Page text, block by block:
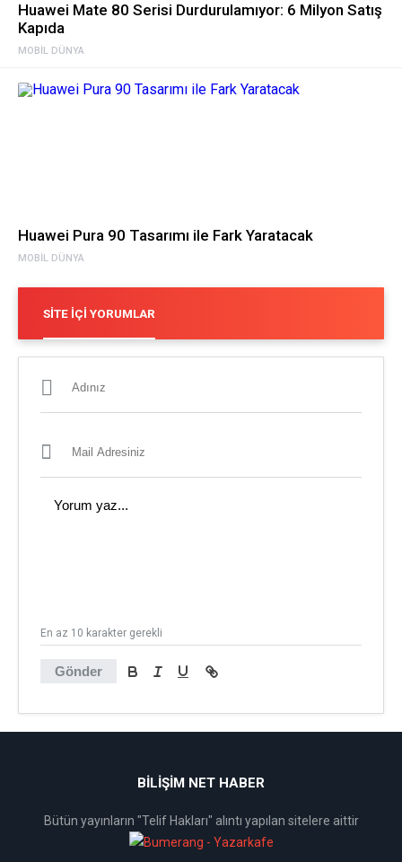
MOBIL DÜNYA
Huawei Mate 80 Serisi Durdurulamıyor: 6 Milyon Satış
Kapıda
MOBIL DÜNYA
Huawei Pura 90 Tasarımı ile Fark Yaratacak
SITE İÇI YORUMLAR
Gönder
En az 10 karakter gerekli
BİLİŞİM NET HABER
Bütün yayınların "Telif Hakları" alıntı yapılan sitelere aittir